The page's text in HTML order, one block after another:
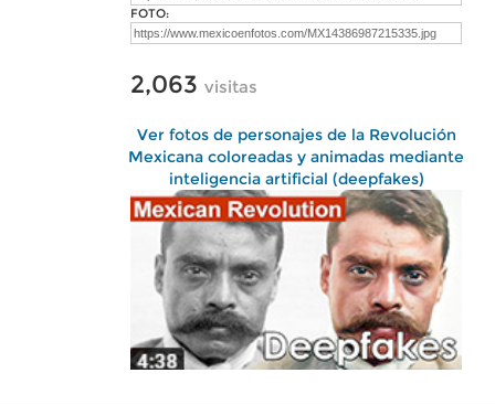
FOTO:
2,063 visitas
Ver fotos de personajes de la Revolución
Mexicana coloreadas y animadas mediante
inteligencia artificial (deepfakes)